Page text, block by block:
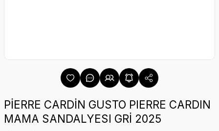
PİERRE CARDİN GUSTO PIERRE CARDIN
MAMA SANDALYESI GRİ 2025